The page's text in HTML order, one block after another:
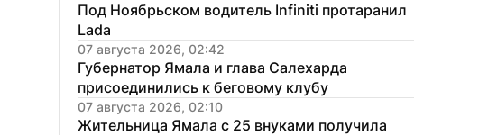
Под Ноябрьском водитель Infiniti протаранил
Lada
07 августа 2026, 02:42
Губернатор Ямала и глава Салехарда
присоединились к беговому клубу
07 августа 2026, 02:10
Жительница Ямала с 25 внуками получила